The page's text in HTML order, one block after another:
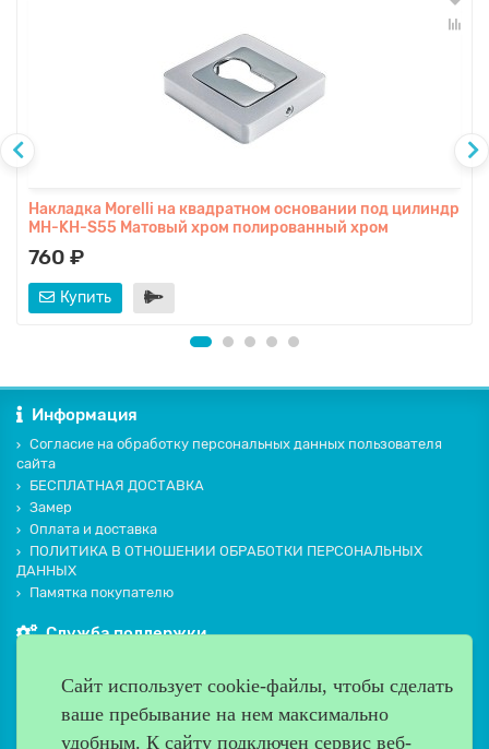
Накладка Morelli на квадратном основании под цилиндр
MH-KH-S55 Матовый хром полированный хром
760 ₽
Купить
Информация
Согласие на обработку персональных данных пользователя
сайта
БЕСПЛАТНАЯ ДОСТАВКА
Замер
Оплата и доставка
ПОЛИТИКА В ОТНОШЕНИИ ОБРАБОТКИ ПЕРСОНАЛЬНЫХ
ДАННЫХ
Памятка покупателю
Служба поддержки
Производители
Дополнительно
Сайт использует cookie-файлы, чтобы сделать
ваше пребывание на нем максимально
удобным. К cайту подключен сервис веб-